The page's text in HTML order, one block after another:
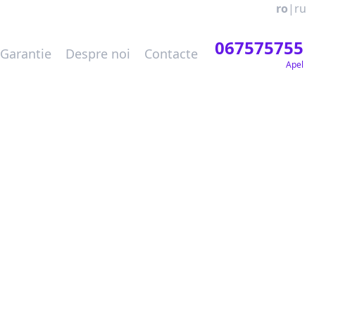
ro | ru
Garantie Despre noi Contacte 067575755
Apel